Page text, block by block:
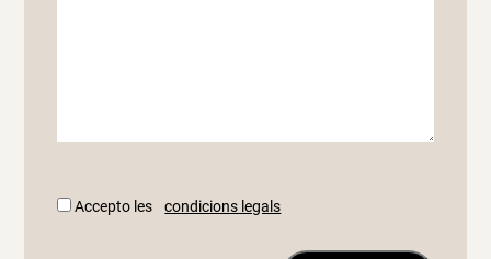
Accepto les condicions legals